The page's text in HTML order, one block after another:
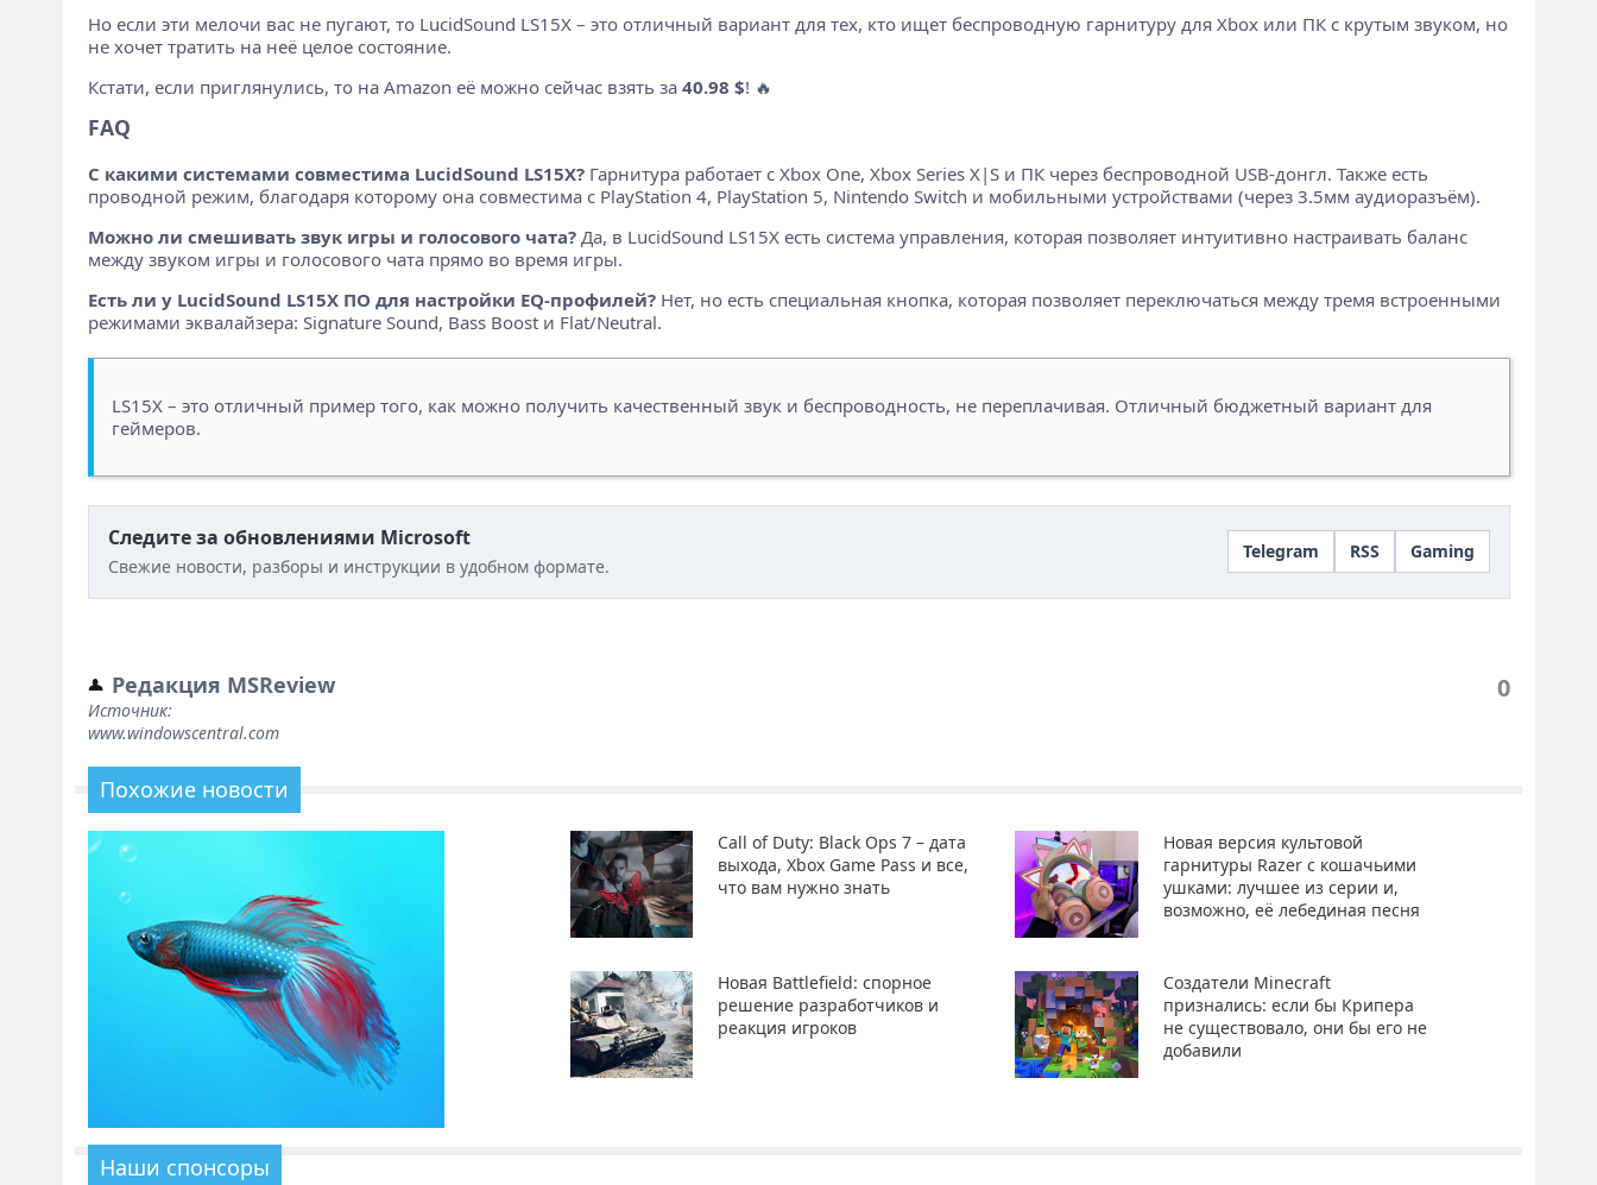
Но если эти мелочи вас не пугают, то LucidSound LS15X – это отличный вариант для тех, кто ищет беспроводную гарнитуру для Xbox или ПК с крутым звуком, но
не хочет тратить на неё целое состояние.
Кстати, если приглянулись, то на Amazon её можно сейчас взять за 40.98 $! 🔥
FAQ
С какими системами совместима LucidSound LS15X?Гарнитура работает с Xbox One, Xbox Series X|S и ПК через беспроводной USB-донгл. Также есть
проводной режим, благодаря которому она совместима с PlayStation 4, PlayStation 5, Nintendo Switch и мобильными устройствами (через 3.5мм аудиоразъём).
Можно ли смешивать звук игры и голосового чата?Да, в LucidSound LS15X есть система управления, которая позволяет интуитивно настраивать баланс
между звуком игры и голосового чата прямо во время игры.
Есть ли у LucidSound LS15X ПО для настройки EQ-профилей?Нет, но есть специальная кнопка, которая позволяет переключаться между тремя встроенными
режимами эквалайзера: Signature Sound, Bass Boost и Flat/Neutral.
LS15X – это отличный пример того, как можно получить качественный звук и беспроводность, не переплачивая. Отличный бюджетный вариант для
геймеров.
Следите за обновлениями Microsoft
Свежие новости, разборы и инструкции в удобном формате.
Telegram RSS Gaming
Редакция MSReview
Источник:
www.windowscentral.com
0
Похожие новости
Call of Duty: Black Ops 7 – дата
выхода, Xbox Game Pass и все,
что вам нужно знать
Новая версия культовой
гарнитуры Razer с кошачьими
ушками: лучшее из серии и,
возможно, её лебединая песня
Новая Battlefield: спорное
решение разработчиков и
реакция игроков
Создатели Minecraft
признались: если бы Крипера
не существовало, они бы его не
добавили
Наши спонсоры